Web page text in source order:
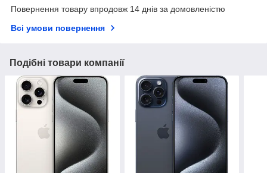
Повернення товару впродовж 14 днів за домовленістю
Всі умови повернення
Подібні товари компанії